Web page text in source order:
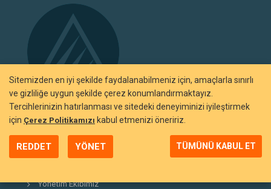
BIZI TANIYIN
Neden Ata Yatırım?
Şirket Hakkında
Yönetim Ekibimiz
Sitemizden en iyi şekilde faydalanabilmeniz için, amaçlarla sınırlı
ve gizliliğe uygun şekilde çerez konumlandırmaktayız.
Tercihlerinizin hatırlanması ve sitedeki deneyiminizi iyileştirmek
için Çerez Politikamızı kabul etmenizi öneririz.
REDDET YÖNET TÜMÜNÜ KABUL ET